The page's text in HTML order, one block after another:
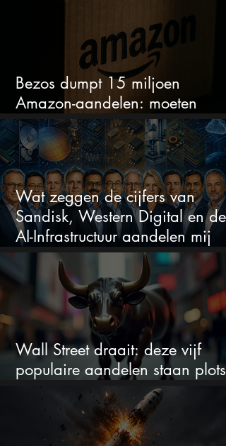
Bezos dumpt 15 miljoen
Amazon-aandelen: moeten
beleggers zich zorgen maken?
Wat zeggen de cijfers van
Sandisk, Western Digital en de
AI-Infrastructuur aandelen mij
werkelijk
Wall Street draait: deze vijf
populaire aandelen staan plots
onder spanning